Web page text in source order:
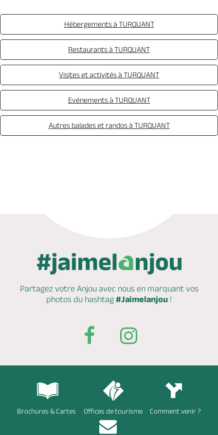
Hébergements à TURQUANT
Restaurants à TURQUANT
Visites et activités à TURQUANT
Evénements à TURQUANT
Autres balades et randos à TURQUANT
Partagez votre Anjou avec nous en marquantvos
photos du hashtag #Jaimelanjou !
Brochures & Cartes Offices de tourisme Comment venir ?